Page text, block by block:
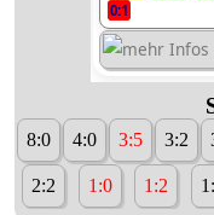
0:1
8:0 4:0 3:5 3:2
2:2 1:0 1:2